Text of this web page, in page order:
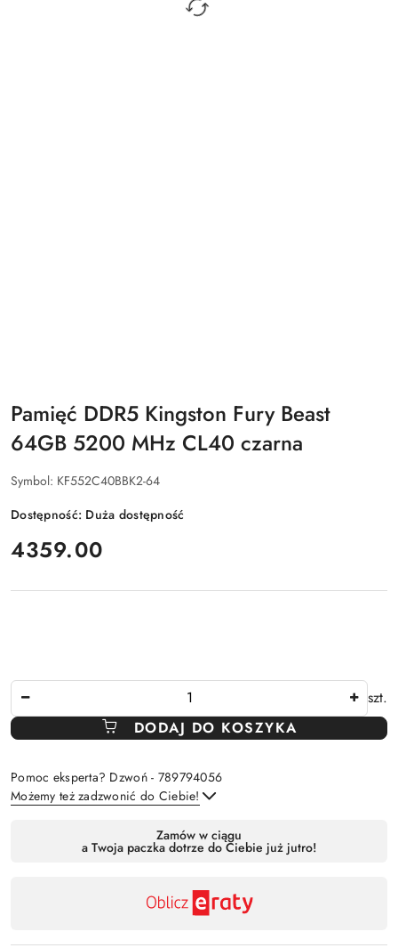
Pamięć DDR5 Kingston Fury Beast
64GB 5200 MHz CL40 czarna
Symbol: KF552C40BBK2-64
Dostępność: Duża dostępność
cena:
4359.00
szt.
DODAJ DO KOSZYKA
Pomoc eksperta? Dzwoń - 789794056
Możemy też zadzwonić do Ciebie!
Zamów w ciągu
a Twoja paczka dotrze do Ciebie już jutro!